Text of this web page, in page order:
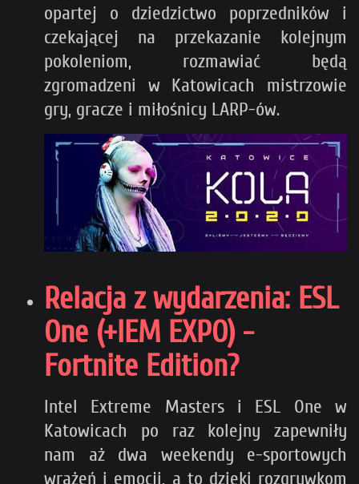
opartej o dziedzictwo poprzedników i
czekającej na przekazanie kolejnym
pokoleniom, rozmawiać będą
zgromadzeni w Katowicach mistrzowie
gry, gracze i miłośnicy LARP-ów.
Relacja z wydarzenia: ESL
One (+IEM EXPO) -
Fortnite Edition?
Intel Extreme Masters i ESL One w
Katowicach po raz kolejny zapewniły
nam aż dwa weekendy e-sportowych
wrażeń i emocji, a to dzięki rozgrywkom